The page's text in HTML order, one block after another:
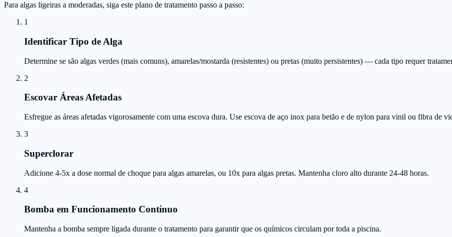
Para algas ligeiras a moderadas, siga este plano de tratamento passo a passo:
1
Identificar Tipo de Alga
Determine se são algas verdes (mais comuns), amarelas/mostarda (resistentes) ou pretas (muito persistentes) — cada tipo requer
2
Escovar Áreas Afetadas
Esfregue as áreas afetadas vigorosamente com uma escova dura. Use escova de aço inox para betão e de nylon para vinil ou fibra de
3
Superclorar
Adicione 4-5x a dose normal de choque para algas amarelas, ou 10x para algas pretas. Mantenha cloro alto durante 24-48 horas.
4
Bomba em Funcionamento Contínuo
Mantenha a bomba sempre ligada durante o tratamento para garantir que os químicos circulam por toda a piscina.